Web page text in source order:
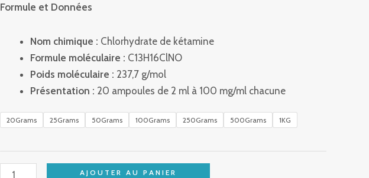
Formule et Données
Nom chimique : Chlorhydrate de kétamine
Formule moléculaire : C13H16ClNO
Poids moléculaire : 237,7 g/mol
Présentation : 20 ampoules de 2 ml à 100 mg/ml chacune
20Grams 25Grams 50Grams 100Grams 250Grams 500Grams 1KG
AJOUTER AU PANIER